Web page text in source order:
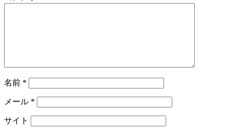
名前 *
メール *
サイト